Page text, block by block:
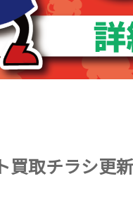
買取チラシ更